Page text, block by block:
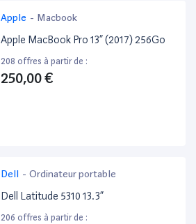
Apple - Macbook
Apple MacBook Pro 13” (2017) 256Go
208 offres à partir de :
250,00 €
Dell - Ordinateur portable
Dell Latitude 5310 13.3”
206 offres à partir de :